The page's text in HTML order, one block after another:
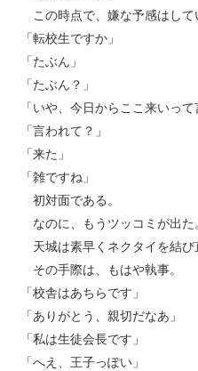
この時点で、嫌な予感はして
「転校生ですか」
「たぶん」
「たぶん？」
「いや、今日からここ来いって
「言われて？」
「来た」
「雑ですね」
初対面である。
なのに、もうツッコミが出た
天城は素早くネクタイを結び
その手際は、もはや執事。
「校舎はあちらです」
「ありがとう、親切だなあ」
「私は生徒会長です」
「へえ、王子っぽい」